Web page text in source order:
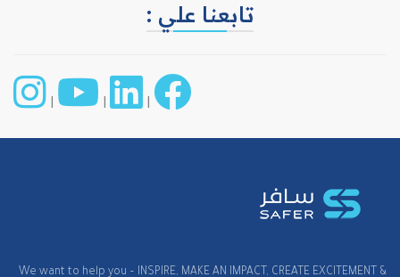
تابعنا علي :
|
|
|
We want to help you – INSPIRE, MAKE AN IMPACT, CREATE EXCITEMENT &